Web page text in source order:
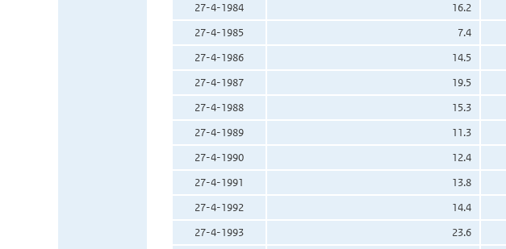
27-4-1984
16.2
27-4-1985
7.4
27-4-1986
14.5
27-4-1987
19.5
27-4-1988
15.3
27-4-1989
11.3
27-4-1990
12.4
27-4-1991
13.8
27-4-1992
14.4
27-4-1993
23.6